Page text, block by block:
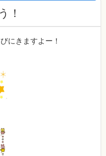
！
にきますよー！